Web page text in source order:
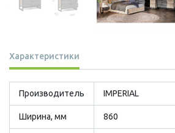
Характеристики
Производитель IMPERIAL
Ширина, мм 860